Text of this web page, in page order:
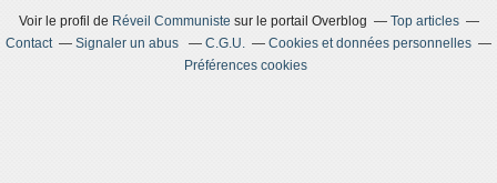
Voir le profil de Réveil Communiste sur le portail Overblog
Top articles
Contact
Signaler un abus C.G.U.
Cookies et données personnelles
Préférences cookies